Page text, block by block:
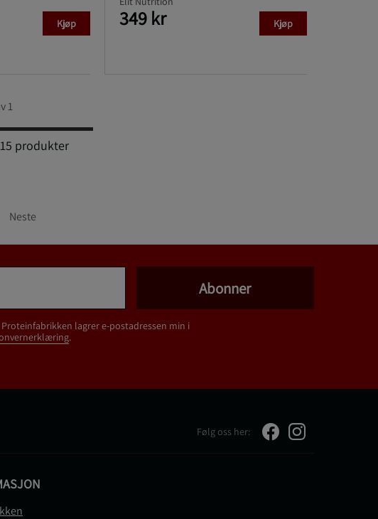
Kjøp 349 kr Kjøp
1
produkter
Neste
lagrer e-postadressen min i
.
Abonner
Følg oss her: